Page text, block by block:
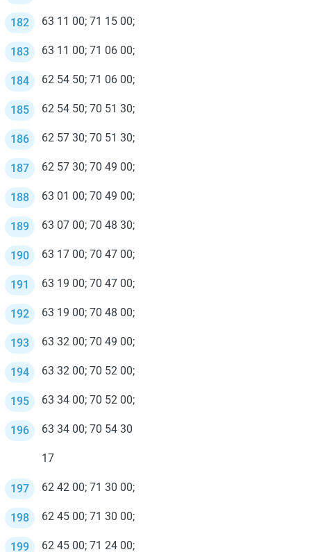
63 11 00; 71 15 00;
63 11 00; 71 06 00;
62 54 50; 71 06 00;
62 54 50; 70 51 30;
62 57 30; 70 51 30;
62 57 30; 70 49 00;
63 01 00; 70 49 00;
63 07 00; 70 48 30;
63 17 00; 70 47 00;
63 19 00; 70 47 00;
63 19 00; 70 48 00;
63 32 00; 70 49 00;
63 32 00; 70 52 00;
63 34 00; 70 52 00;
63 34 00; 70 54 30
17
62 42 00; 71 30 00;
62 45 00; 71 30 00;
62 45 00; 71 24 00;